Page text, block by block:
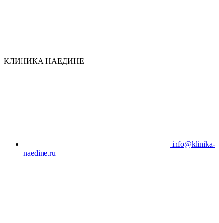
КЛИНИКА НАЕДИНЕ
info@klinika-
naedine.ru